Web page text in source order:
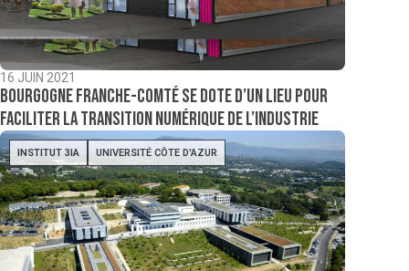
16 JUIN 2021
Bourgogne Franche-Comté se dote d’un lieu pour
faciliter la transition numérique de l’industrie
INSTITUT 3IA UNIVERSITÉ CÔTE D'AZUR